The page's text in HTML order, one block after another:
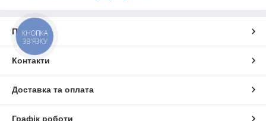
коткування,
видалення бур'янів.
Зазвичай, передпосівну культивацію проводять після
боронування, щоб знищити сходи бур'янів і підготувати ложе
для насіння. Для прикочування ґрунту культиватор може
додатково комплектуватися катками.
Завдяки можливості регулювання глибини обробки
економиться час і збільшується продуктивність агрегату.
Про нас
Контакти
Доставка та оплата
Графік роботи
КНОПКА
ЗВ'ЯЗКУ